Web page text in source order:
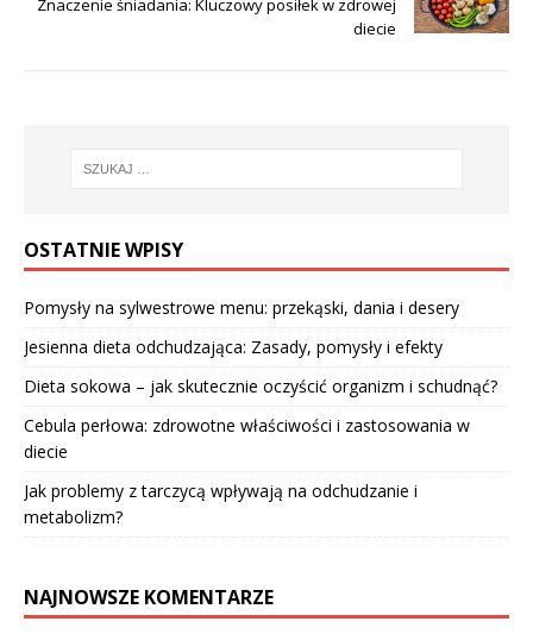
Znaczenie śniadania: Kluczowy posiłek w zdrowej
diecie
OSTATNIE WPISY
Pomysły na sylwestrowe menu: przekąski, dania i desery
Jesienna dieta odchudzająca: Zasady, pomysły i efekty
Dieta sokowa – jak skutecznie oczyścić organizm i schudnąć?
Cebula perłowa: zdrowotne właściwości i zastosowania w
diecie
Jak problemy z tarczycą wpływają na odchudzanie i
metabolizm?
NAJNOWSZE KOMENTARZE